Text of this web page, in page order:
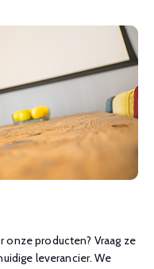
producten? Vraag ze
leverancier. We